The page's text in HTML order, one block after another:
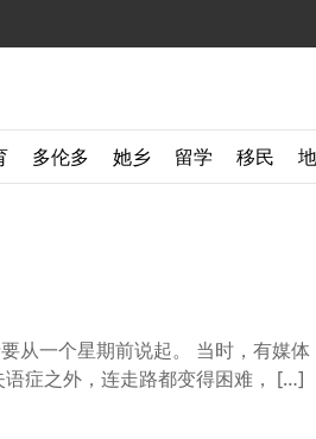
多伦多 她乡 留学 移民
从一个星期前说起。 当时，有媒体
症之外，连走路都变得困难， […]